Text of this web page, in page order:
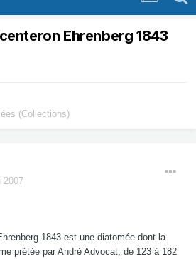
Ehrenberg 1843
(Collections)
2007
1843 est une diatomée dont la
prétée par André Advocat, de 123 à 182